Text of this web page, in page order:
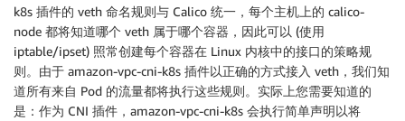
k8s 插件的 veth 命名规则与 Calico 统一，每个主机上的 calico-
node 都将知道哪个 veth 属于哪个容器，因此可以 (使用
iptable/ipset) 照常创建每个容器在 Linux 内核中的接口的策略规
则。由于 amazon-vpc-cni-k8s 插件以正确的方式接入 veth，我们知
道所有来自 Pod 的流量都将执行这些规则。实际上您需要知道的
是：作为 CNI 插件，amazon-vpc-cni-k8s 会执行简单声明以将